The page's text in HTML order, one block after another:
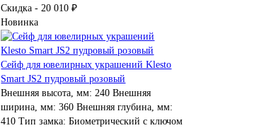
Скидка - 20 010 ₽
Новинка
Сейф для ювелирных украшений Klesto
Smart JS2 пудровый розовый
Внешняя высота, мм:240 Внешняя
ширина, мм:360 Внешняя глубина, мм:
410 Тип замка:Биометрический с ключом